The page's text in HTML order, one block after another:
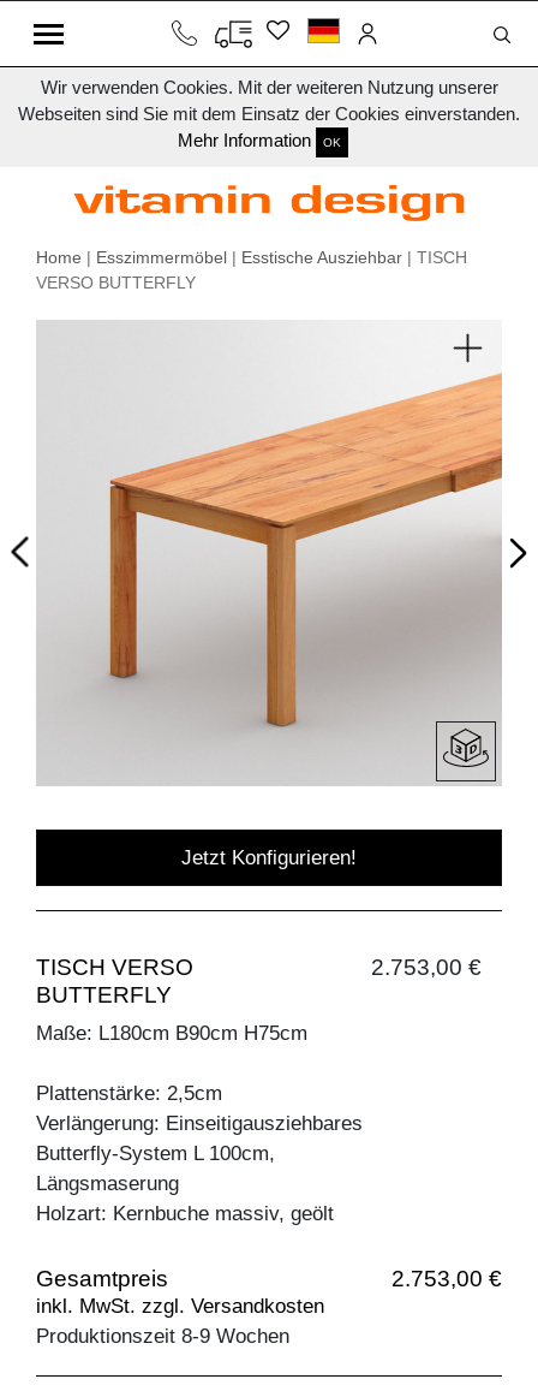
Wir verwenden Cookies. Mit der weiteren Nutzung unserer
Webseiten sind Sie mit dem Einsatz der Cookies einverstanden.
Mehr Information
OK
Home | Esszimmermöbel | Esstische Ausziehbar | TISCH
VERSO BUTTERFLY
Jetzt Konfigurieren!
TISCH VERSO
BUTTERFLY
2.753,00 €
Maße: L180cm B90cm H75cm
Plattenstärke: 2,5cm
Verlängerung: Einseitigausziehbares
Butterfly-System L 100cm,
Längsmaserung
Holzart: Kernbuche massiv, geölt
Gesamtpreis 2.753,00 €
inkl. MwSt. zzgl. Versandkosten
Produktionszeit 8-9 Wochen